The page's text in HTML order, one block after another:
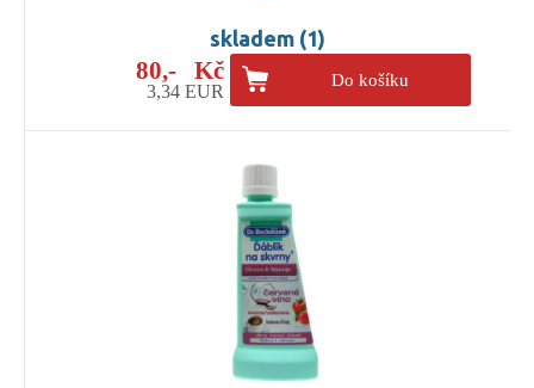
skladem (1)
80,- Kč
3,34 EUR
Do košíku